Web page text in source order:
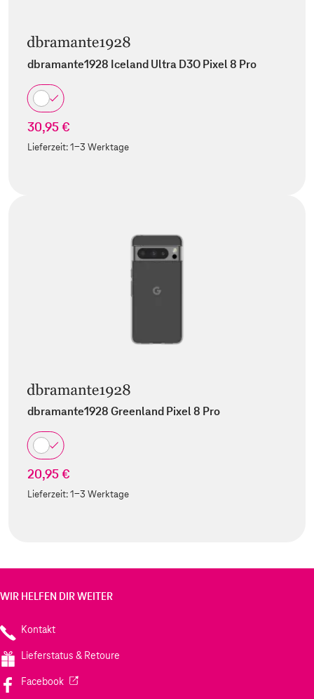
dbramante1928 Iceland Ultra D3O Pixel 8 Pro
30,95 €
Lieferzeit:1-3 Werktage
dbramante1928 Greenland Pixel 8 Pro
20,95 €
Lieferzeit:1-3 Werktage
WIR HELFEN DIR WEITER
Kontakt
Lieferstatus & Retoure
Facebook(Wird in einem neuen Tab geöffnet)